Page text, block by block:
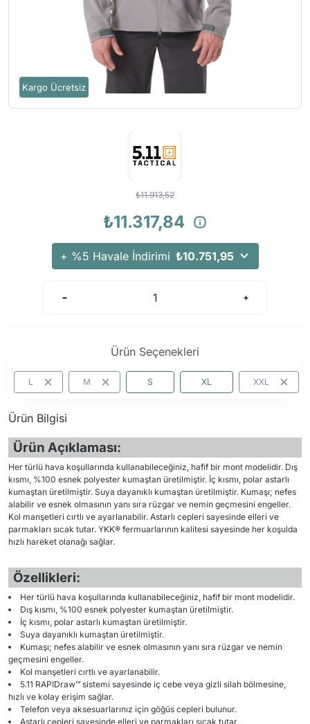
Kargo Ücretsiz
₺11.913,52
₺11.317,84
+ %5 Havale İndirimi ₺10.751,95
Ürün Seçenekleri
L M S XL XXL
Ürün Bilgisi
Ürün Açıklaması:
Her türlü hava koşullarında kullanabileceğiniz, hafif bir mont modelidir. Dış
kısmı, %100 esnek polyester kumaştan üretilmiştir. İç kısmı, polar astarlı
kumaştan üretilmiştir. Suya dayanıklı kumaştan üretilmiştir. Kumaşı; nefes
alabilir ve esnek olmasının yanı sıra rüzgar ve nemin geçmesini engeller.
Kol manşetleri cırtlı ve ayarlanabilir. Astarlı cepleri sayesinde elleri ve
parmakları sıcak tutar. YKK® fermuarlarının kalitesi sayesinde her koşulda
hızlı hareket olanağı sağlar.
Özellikleri:
Her türlü hava koşullarında kullanabileceğiniz, hafif bir mont modelidir.
Dış kısmı, %100 esnek polyester kumaştan üretilmiştir.
İç kısmı, polar astarlı kumaştan üretilmiştir.
Suya dayanıklı kumaştan üretilmiştir.
Kumaşı; nefes alabilir ve esnek olmasının yanı sıra rüzgar ve nemin
geçmesini engeller.
Kol manşetleri cırtlı ve ayarlanabilir.
5.11 RAPIDraw™ sistemi sayesinde iç cebe veya gizli silah bölmesine,
hızlı ve kolay erişim sağlar.
Telefon veya aksesuarlarınız için göğüs cepleri bulunur.
Astarlı cepleri sayesinde elleri ve parmakları sıcak tutar.